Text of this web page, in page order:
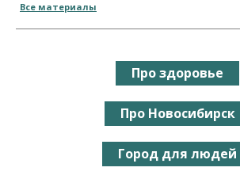
Все материалы
Про здоровье
Про Новосибирск
Город для людей